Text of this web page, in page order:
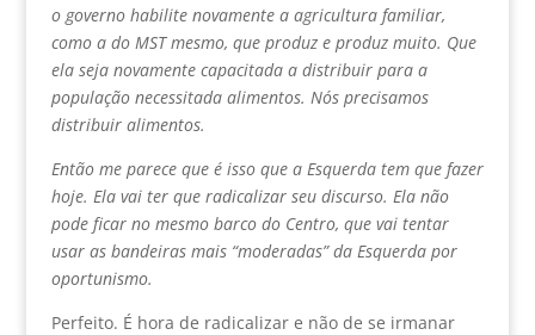
o governo habilite novamente a agricultura familiar,
como a do MST mesmo, que produz e produz muito. Que
ela seja novamente capacitada a distribuir para a
população necessitada alimentos. Nós precisamos
distribuir alimentos.
Então me parece que é isso que a Esquerda tem que fazer
hoje. Ela vai ter que radicalizar seu discurso. Ela não
pode ficar no mesmo barco do Centro, que vai tentar
usar as bandeiras mais “moderadas” da Esquerda por
oportunismo.
Perfeito. É hora de radicalizar e não de se irmanar